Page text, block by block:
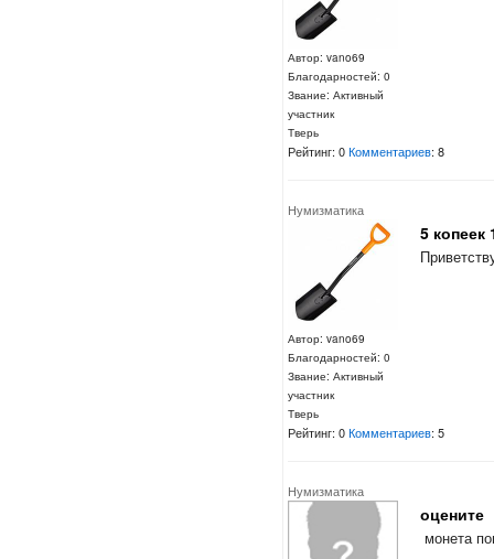
Автор: vano69
Благодарностей: 0
Звание: Активный
участник
Тверь
Рейтинг: 0Комментариев: 8
Нумизматика
Автор: vano69
Благодарностей: 0
Звание: Активный
участник
Тверь
5 копеек
Рейтинг: 0Комментариев: 5
Нумизматика
оцените
монета